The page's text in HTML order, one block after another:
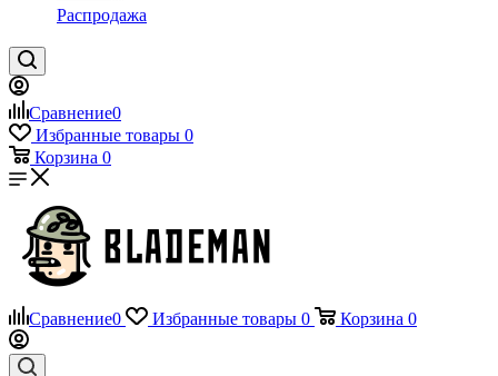
Распродажа
Сравнение0
Избранные товары 0
Корзина 0
Сравнение0 Избранные товары 0 Корзина 0